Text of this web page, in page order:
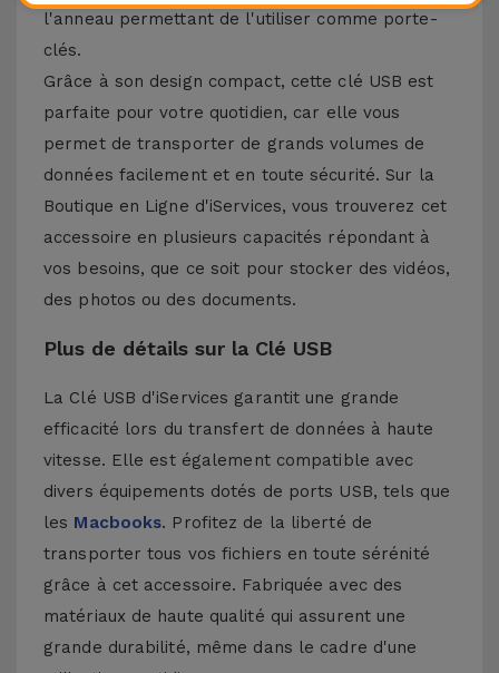
l'anneau permettant de l'utiliser comme porte-
clés.
Grâce à son design compact, cette clé USB est
parfaite pour votre quotidien, car elle vous
permet de transporter de grands volumes de
données facilement et en toute sécurité. Sur la
Boutique en Ligne d'iServices, vous trouverez cet
accessoire en plusieurs capacités répondant à
vos besoins, que ce soit pour stocker des vidéos,
des photos ou des documents.
Plus de détails sur la Clé USB
La Clé USB d'iServices garantit une grande
efficacité lors du transfert de données à haute
vitesse. Elle est également compatible avec
divers équipements dotés de ports USB, tels que
les Macbooks. Profitez de la liberté de
transporter tous vos fichiers en toute sérénité
grâce à cet accessoire. Fabriquée avec des
matériaux de haute qualité qui assurent une
grande durabilité, même dans le cadre d'une